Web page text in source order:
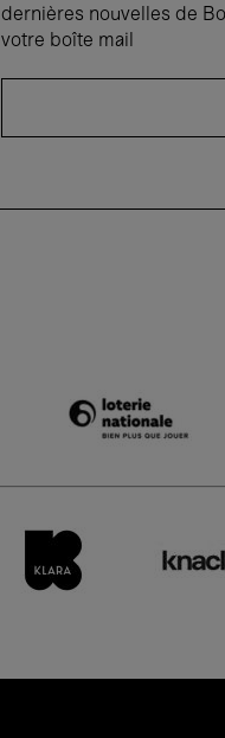
dernières nouvelles de
votre boîte mail